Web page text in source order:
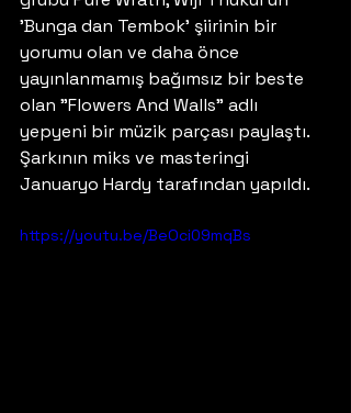
'Bunga dan Tembok' şiirinin bir
yorumu olan ve daha önce
yayınlanmamış bağımsız bir beste
olan "Flowers And Walls" adlı
yepyeni bir müzik parçası paylaştı.
Şarkının miks ve masteringi
Januaryo Hardy tarafından yapıldı.
https://youtu.be/BeOci09mqBs